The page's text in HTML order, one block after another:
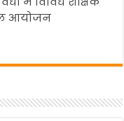
आयोजन